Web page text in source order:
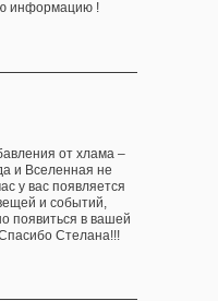
информацию !
от хлама –
и Вселенная не
у вас появляется
и событий,
появиться в вашей
Стелана!!!